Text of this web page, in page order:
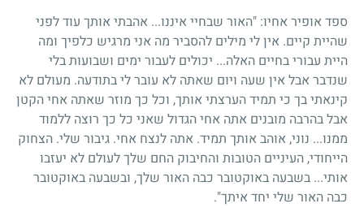
ספד אופיר אחיו: "האור שבחיי איננו... אהבתי אותך עוד לפני
שהיית קיים. אין לי מילים להסביר מה אני מרגיש כלפיך ומה
היית עבורי בחיים האלה... יכולים לעבור ימים ושבועות בלי
שנדבר אבל אין שעה ויום שאתה לא עובר לי בתודעה. מעולם לא
קינאתי בך כי תמיד הערצתי אותך, וכל כך מוזר שאתה אחי הקטן
אבל בהרבה מובנים אתה אחי הגדול שאני כל כך רוצה ללמוד
ממנו... נוני, אוהב אותך תמיד. אתה לנצח אחי. גיבור שלי. הצחוק
הייחודי, העיניים הטובות והחיבוק החם שלך לעולם לא יעזבו
אותי... בשבעה באוקטובר כבה האור שלך, ובשבעה באוקטובר
כבה האור שלי יחד איתך".